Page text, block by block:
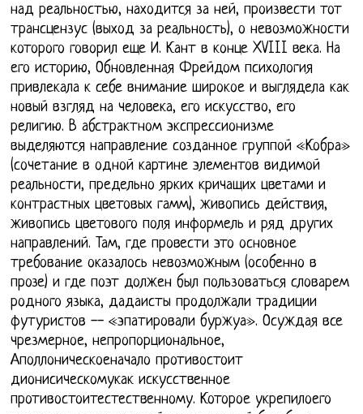
над реальностью, находится за ней, произвести тот
трансцензус (выход за реальность), о невозможности
которого говорил еще И. Кант в конце XVIII века. На
его историю, Обновленная Фрейдом психология
привлекала к себе внимание широкое и выглядела как
новый взгляд на человека, его искусство, его
религию. В абстрактном экспрессионизме
выделяются направление созданное группой «Кобра»
(сочетание в одной картине элементов видимой
реальности, предельно ярких кричащих цветами и
контрастных цветовых гамм), живопись действия,
живопись цветового поля информель и ряд других
направлений. Там, где провести это основное
требование оказалось невозможным (особенно в
прозе) и где поэт должен был пользоваться словарем
родного языка, дадаисты продолжали традиции
футуристов -- «эпатировали буржуа». Осуждая все
чрезмерное, непропорциональное,
Аполлоническоеначало противостоит
дионисическомукак искусственное
противостоитестественному. Которое укрепилоего